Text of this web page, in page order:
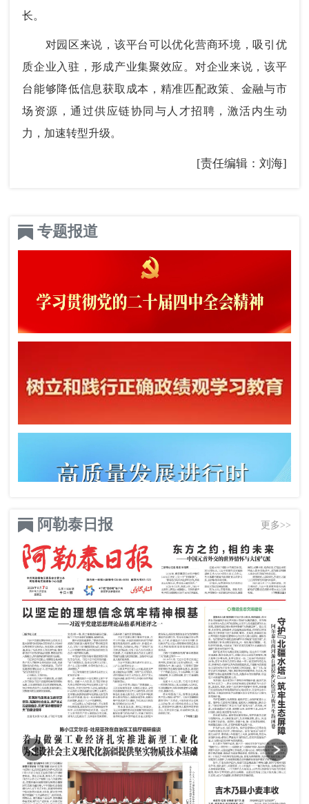
长。
对园区来说，该平台可以优化营商环境，吸引优
质企业入驻，形成产业集聚效应。对企业来说，该平
台能够降低信息获取成本，精准匹配政策、金融与市
场资源，通过供应链协同与人才招聘，激活内生动
力，加速转型升级。
[责任编辑：刘海]
专题报道
阿勒泰日报 更多>>